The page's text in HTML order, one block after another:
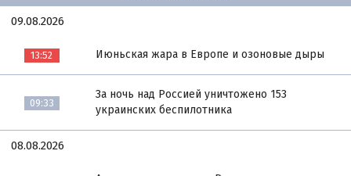
09.08.2026
13:52 Июньская жара в Европе и озоновые дыры
09:33
За ночь над Россией уничтожено 153
украинских беспилотника
08.08.2026